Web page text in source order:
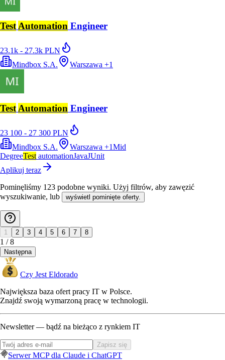
TestAutomation Engineer
23.1k - 27.3k PLN
Mindbox S.A.
Warszawa +1
Test Automation Engineer
23 100 - 27 300 PLN
Mindbox S.A.
Warszawa +1Mid
DegreeTest automationJavaJUnit
Aplikuj teraz
Pominęliśmy 123 podobne wyniki. Użyj filtrów, aby zawęzić
wyszukiwanie, lub
wyświetl pominięte oferty.
1 2 3 4 5 6 7 8
1 /8
Następna
Czy Jest Eldorado
Największa baza ofert pracy IT w Polsce.
Znajdź swoją wymarzoną pracę w technologii.
Newsletter — bądź na bieżąco z rynkiem IT
Zapisz się
Serwer MCP dla Claude i ChatGPT